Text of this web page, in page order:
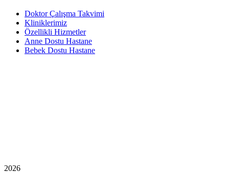
Doktor Çalışma Takvimi
Kliniklerimiz
Özellikli Hizmetler
Anne Dostu Hastane
Bebek Dostu Hastane
2026